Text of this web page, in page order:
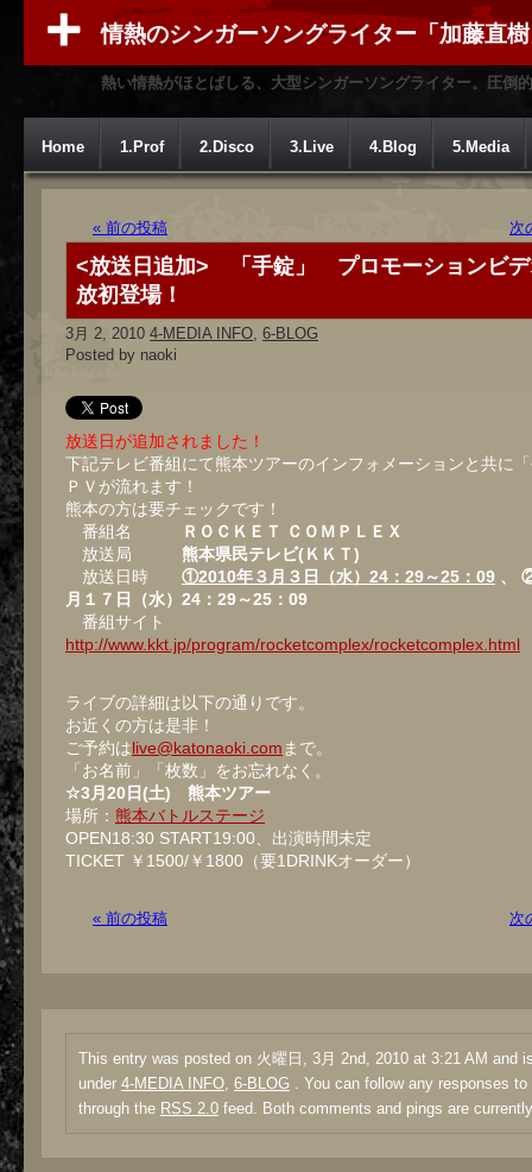
情熱のシンガーソングライター「加藤直
熱い情熱がほとばしる、大型シンガーソングライター。圧倒
Home 1.Prof 2.Disco 3.Live 4.Blog 5.Media
« 前の投稿 次
<放送日追加> 「手錠」 プロモーションビ
放初登場！
3月 2, 2010 4-MEDIA INFO, 6-BLOG
Posted by naoki
放送日が追加されました！
下記テレビ番組にて熊本ツアーのインフォメーションと共に
ＰＶが流れます！
熊本の方は要チェックです！
番組名
ＲＯＣＫＥＴ ＣＯＭＰＬＥＸ
放送局 熊本県民テレビ(ＫＫＴ)
放送日時 ①2010年３月３日（水）24：29～25：09 、
月１７日（水）24：29～25：09
番組サイト
http://www.kkt.jp/program/rocketcomplex/rocketcomplex.html
ライブの詳細は以下の通りです。
お近くの方は是非！
ご予約はlive@katonaoki.com まで。
「お名前」「枚数」をお忘れなく。
☆3月20日(土) 熊本ツアー
場所： 熊本バトルステージ
OPEN18:30 START19:00、出演時間未定
TICKET ￥1500/￥1800（要1DRINKオーダー）
« 前の投稿 次
This entry was posted on 火曜日, 3月 2nd, 2010 at 3:21 AM and
under 4-MEDIA INFO, 6-BLOG . You can follow any responses
through the RSS 2.0 feed. Both comments and pings are